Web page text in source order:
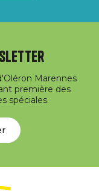
Marennes
première des
spéciales.